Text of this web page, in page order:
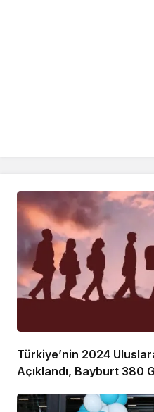
Türkiye’nin 2024
Açıklandı, Bayburt 380